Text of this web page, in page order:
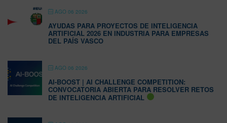
AGO 06 2026
AYUDAS PARA PROYECTOS DE INTELIGENCIA
ARTIFICIAL 2026 EN INDUSTRIA PARA EMPRESAS
DEL PAÍS VASCO
AGO 06 2026
AI-BOOST | AI CHALLENGE COMPETITION:
CONVOCATORIA ABIERTA PARA RESOLVER RETOS
DE INTELIGENCIA ARTIFICIAL